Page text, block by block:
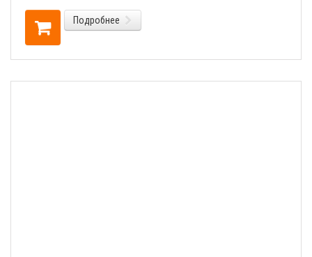
Подробнее